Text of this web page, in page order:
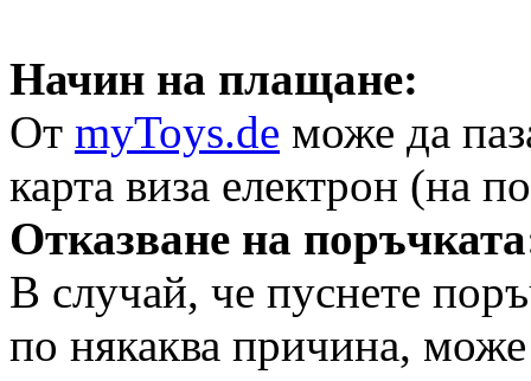
Начин на плащане:
От myToys.de може да
карта виза електрон (на
Отказване на
В случай, че пуснете
по някаква причина, може